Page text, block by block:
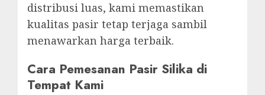
distribusi luas, kami memastikan
kualitas pasir tetap terjaga sambil
menawarkan harga terbaik.
Cara Pemesanan Pasir Silika di
Tempat Kami